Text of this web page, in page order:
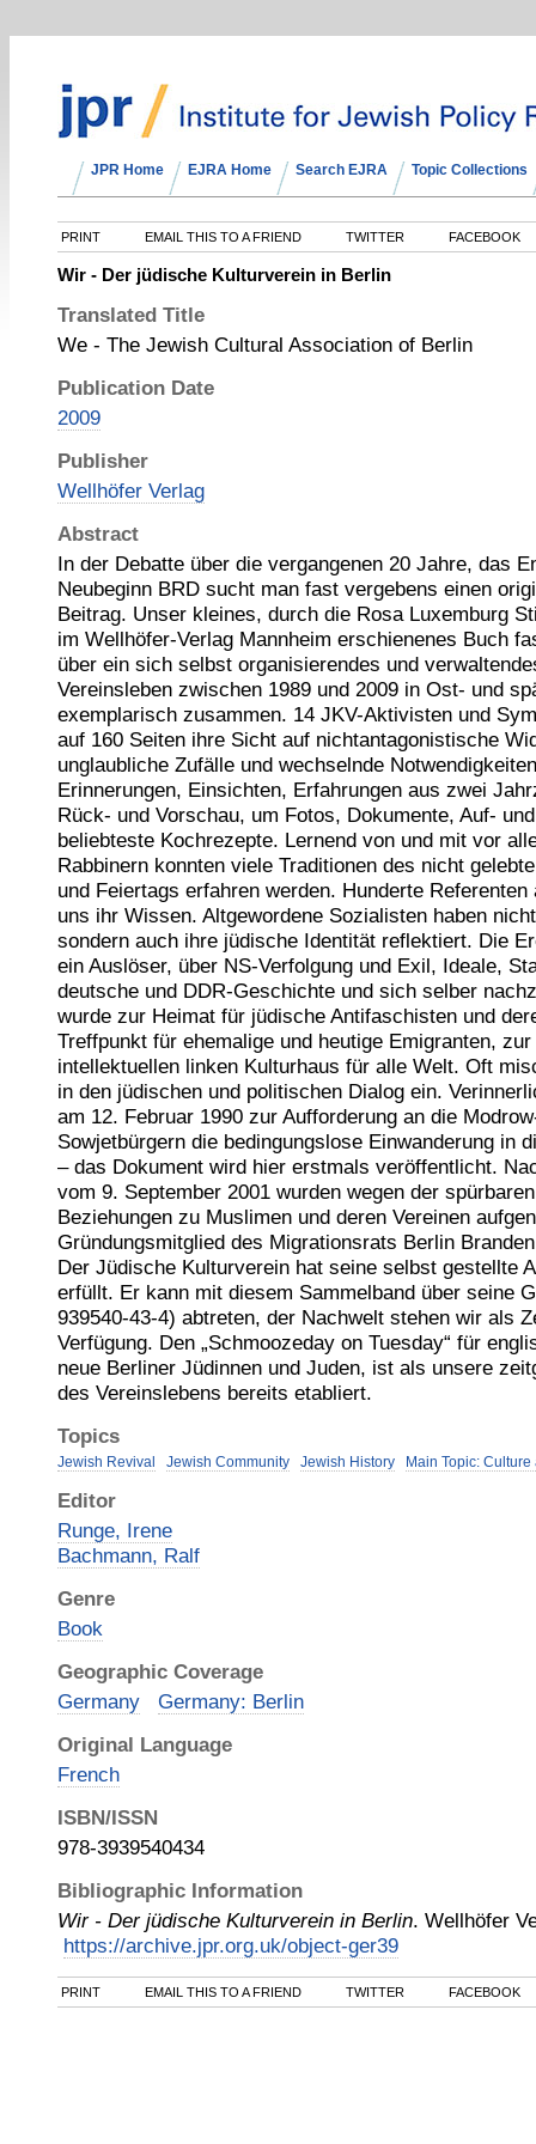
JPR Home EJRA Home Search EJRA Topic Collections
PRINT EMAIL THIS TO A FRIEND TWITTER FACEBOOK
Wir - Der jüdische Kulturverein in Berlin
Translated Title
We - The Jewish Cultural Association of Berlin
Publication Date
2009
Publisher
Wellhöfer Verlag
Abstract
In der Debatte über die vergangenen 20 Jahre, das
Neubeginn BRD sucht man fast vergebens einen
Beitrag. Unser kleines, durch die Rosa Luxemburg
im Wellhöfer-Verlag Mannheim erschienenes Buch
über ein sich selbst organisierendes und
Vereinsleben zwischen 1989 und 2009 in Ost- und
exemplarisch zusammen. 14 JKV-Aktivisten und
auf 160 Seiten ihre Sicht auf nichtantagonistische
unglaubliche Zufälle und wechselnde
Erinnerungen, Einsichten, Erfahrungen aus zwei
Rück- und Vorschau, um Fotos, Dokumente, Auf-
beliebteste Kochrezepte. Lernend von und mit vor
Rabbinern konnten viele Traditionen des nicht
und Feiertags erfahren werden. Hunderte
uns ihr Wissen. Altgewordene Sozialisten haben
sondern auch ihre jüdische Identität reflektiert. Die
ein Auslöser, über NS-Verfolgung und Exil, Ideale,
deutsche und DDR-Geschichte und sich selber
wurde zur Heimat für jüdische Antifaschisten und
Treffpunkt für ehemalige und heutige Emigranten,
intellektuellen linken Kulturhaus für alle Welt. Oft
in den jüdischen und politischen Dialog ein.
am 12. Februar 1990 zur Aufforderung an die
Sowjetbürgern die bedingungslose Einwanderung in
– das Dokument wird hier erstmals veröffentlicht.
vom 9. September 2001 wurden wegen der
Beziehungen zu Muslimen und deren Vereinen
Gründungsmitglied des Migrationsrats Berlin
Der Jüdische Kulturverein hat seine selbst gestellte
erfüllt. Er kann mit diesem Sammelband über seine
939540-43-4) abtreten, der Nachwelt stehen wir als
Verfügung. Den „Schmoozeday on Tuesday“ für
neue Berliner Jüdinnen und Juden, ist als unsere
des Vereinslebens bereits etabliert.
Topics
Jewish Revival Jewish Community Jewish History Main Topic:
Editor
Runge, Irene
Bachmann, Ralf
Genre
Book
Geographic Coverage
Germany
Germany: Berlin
Original Language
French
ISBN/ISSN
978-3939540434
Bibliographic Information
Wir - Der jüdische Kulturverein in Berlin. Wellhöfer
https://archive.jpr.org.uk/object-ger39
PRINT EMAIL THIS TO A FRIEND TWITTER FACEBOOK